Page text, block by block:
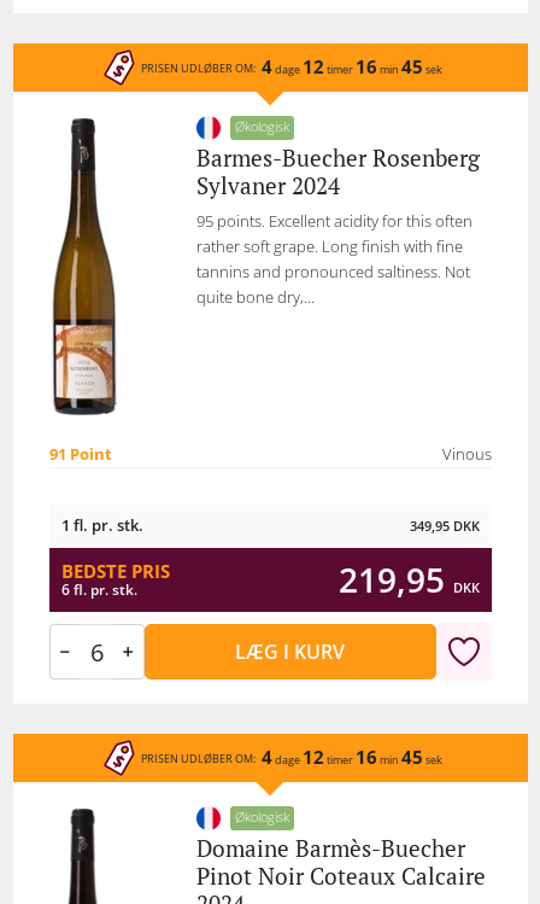
PRISEN UDLØBER OM: 4dage 12 timer 16 min 45 sek
Økologisk
Barmes-Buecher Rosenberg
Sylvaner 2024
95 points. Excellent acidity for this often
rather soft grape. Long finish with fine
tannins and pronounced saltiness. Not
quite bone dry,...
91 Point Vinous
1 fl. pr. stk. 349,95 DKK
BEDSTE PRIS
6 fl. pr. stk. 219,95 DKK
LÆG I KURV
PRISEN UDLØBER OM: 4dage 12 timer 16 min 45 sek
Økologisk
Domaine Barmès-Buecher
Pinot Noir Coteaux Calcaire